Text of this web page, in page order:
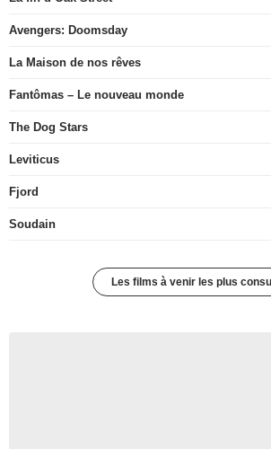
Avengers: Doomsday
La Maison de nos rêves
Fantômas – Le nouveau monde
The Dog Stars
Leviticus
Fjord
Soudain
Les films à venir les plus